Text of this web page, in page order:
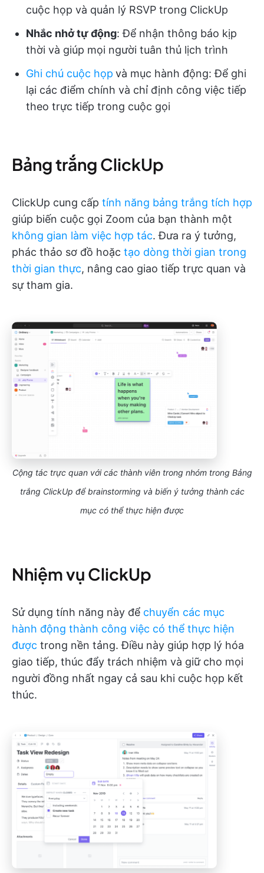
cuộc họp và quản lý RSVP trong ClickUp
Nhắc nhở tự động: Để nhận thông báo kịp
thời và giúp mọi người tuân thủ lịch trình
Ghi chú cuộc họp và mục hành động: Để ghi
lại các điểm chính và chỉ định công việc tiếp
theo trực tiếp trong cuộc gọi
Bảng trắng ClickUp
ClickUp cung cấp tính năng bảng trắng tích hợp
giúp biến cuộc gọi Zoom của bạn thành một
không gian làm việc hợp tác. Đưa ra ý tưởng,
phác thảo sơ đồ hoặc tạo dòng thời gian trong
thời gian thực, nâng cao giao tiếp trực quan và
sự tham gia.
Cộng tác trực quan với các thành viên trong nhóm trong Bảng
trắng ClickUp để brainstorming và biến ý tưởng thành các
mục có thể thực hiện được
Nhiệm vụ ClickUp
Sử dụng tính năng này để chuyển các mục
hành động thành công việc có thể thực hiện
được trong nền tảng. Điều này giúp hợp lý hóa
giao tiếp, thúc đẩy trách nhiệm và giữ cho mọi
người đồng nhất ngay cả sau khi cuộc họp kết
thúc.